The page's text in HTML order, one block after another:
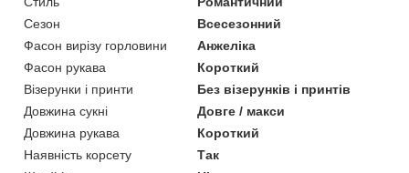
Сезон
Всесезонний
Фасон вирізу горловини
Анжеліка
Фасон рукава
Короткий
Візерунки і принти
Без візерунків і принтів
Довжина сукні
Довге / макси
Довжина рукава
Короткий
Наявність корсету
Так